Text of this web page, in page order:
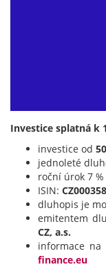
Investice splatná k
investice od
jednoleté
roční úrok 7 %
ISIN:
dluhopis je
emitentem
CZ, a.s.
informace
finance.eu